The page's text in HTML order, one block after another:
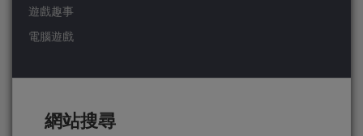
遊戲趣事
電腦遊戲
網站搜尋